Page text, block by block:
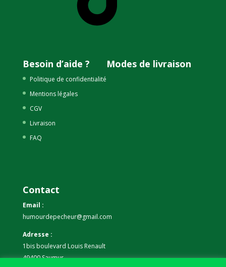
Besoin d’aide ?
Politique de confidentialité
Mentions légales
CGV
Livraison
FAQ
Modes de livraison
Contact
Email :
humourdepecheur@gmail.com
Adresse :
1bis boulevard Louis Renault
49400 Saumur